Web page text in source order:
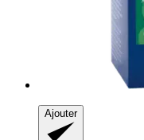
Ajouter